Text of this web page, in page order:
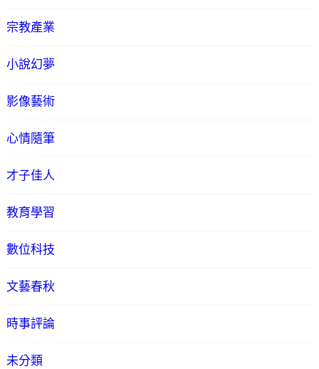
宗教產業
小說幻夢
影像藝術
心情隨筆
才子佳人
教育學習
數位科技
文藝春秋
時事評論
未分類